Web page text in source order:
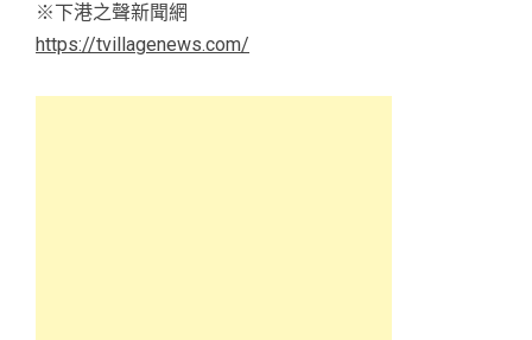
※下港之聲新聞網
https://tvillagenews.com/